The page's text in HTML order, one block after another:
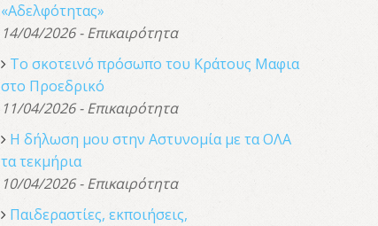
«Αδελφότητας»
14/04/2026 - Επικαιρότητα
Το σκοτεινό πρόσωπο του Κράτους Μαφια
στο Προεδρικό
11/04/2026 - Επικαιρότητα
Η δήλωση μου στην Αστυνομία με τα ΟΛΑ
τα τεκμήρια
10/04/2026 - Επικαιρότητα
Παιδεραστίες, εκποιήσεις,